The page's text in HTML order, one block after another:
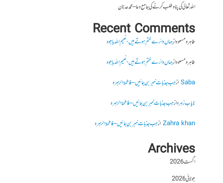
اللہ تعالیٰ کی پناہ طلب کرنے کی جامع دعا – محمد عدنان
Recent Comments
طاہرہ مسعودازجہاں دائرے ختم ہوتے ہیں- نعیم اللہ باجوہ
طاہرہ مسعودازجہاں دائرے ختم ہوتے ہیں- نعیم اللہ باجوہ
Sabaازجب جذبات خبر بن جائیں – فاطمۃالزہرہ
نایاب زہرہازجب جذبات خبر بن جائیں – فاطمۃالزہرہ
Zahra khanازجب جذبات خبر بن جائیں – فاطمۃالزہرہ
Archives
اگست 2026
جولائی 2026